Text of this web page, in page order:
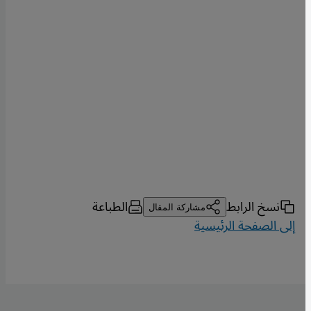
نسخ الرابط مشاركة المقال الطباعة
إلى الصفحة الرئيسية